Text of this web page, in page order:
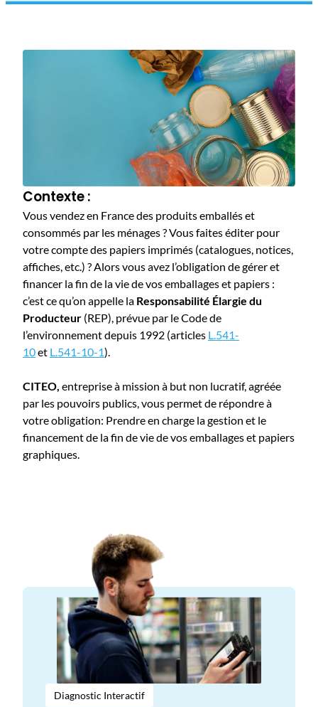
Contexte :
Vous vendez en France des produits emballés et
consommés par les ménages ? Vous faites éditer pour
votre compte des papiers imprimés (catalogues, notices,
affiches, etc.) ? Alors vous avez l’obligation de gérer et
financer la fin de la vie de vos emballages et papiers :
c’est ce qu’on appelle la Responsabilité Élargie du
Producteur (REP), prévue par le Code de
l’environnement depuis 1992 (articles L.541-
10et L.541-10-1).
CITEO, entreprise à mission à but non lucratif, agréée
par les pouvoirs publics, vous permet de répondre à
votre obligation: Prendre en charge la gestion et le
financement de la fin de vie de vos emballages et papiers
graphiques.
Diagnostic Interactif